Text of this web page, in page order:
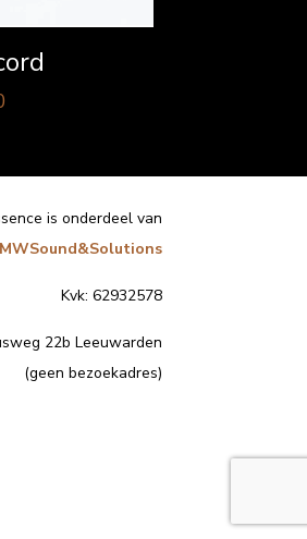
is onderdeel van
MWSound&Solutions
Kvk: 62932578
22b Leeuwarden
(geen bezoekadres)